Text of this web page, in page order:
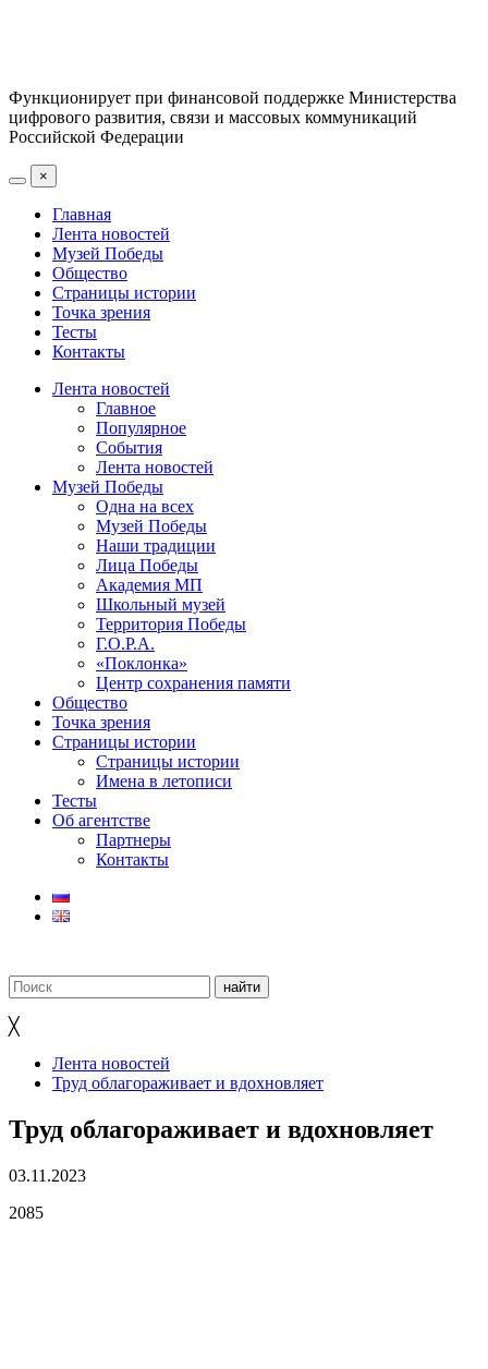
Функционирует при финансовой поддержке Министерства
цифрового развития, связи и массовых коммуникаций
Российской Федерации
×
Главная
Лента новостей
Музей Победы
Общество
Страницы истории
Точка зрения
Тесты
Контакты
Лента новостей
Главное
Популярное
События
Лента новостей
Музей Победы
Одна на всех
Музей Победы
Наши традиции
Лица Победы
Академия МП
Школьный музей
Территория Победы
Г.О.Р.А.
«Поклонка»
Центр сохранения памяти
Общество
Точка зрения
Страницы истории
Страницы истории
Имена в летописи
Тесты
Об агентстве
Партнеры
Контакты
╳
Лента новостей
Труд облагораживает и вдохновляет
Труд облагораживает и вдохновляет
03.11.2023
2085